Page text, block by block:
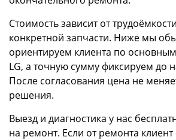
Стоимость зависит от
конкретной запчасти. Ниже мы
ориентируем клиента по
LG, а точную сумму фиксируем до
После согласования цена не
решения.
Выезд и диагностика у нас
на ремонт. Если от ремонта клиент